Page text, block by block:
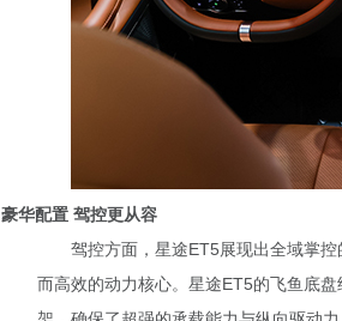
豪华配置 驾控更从容
驾控方面，星途ET5展现出全域掌
而高效的动力核心。星途ET5的飞鱼底